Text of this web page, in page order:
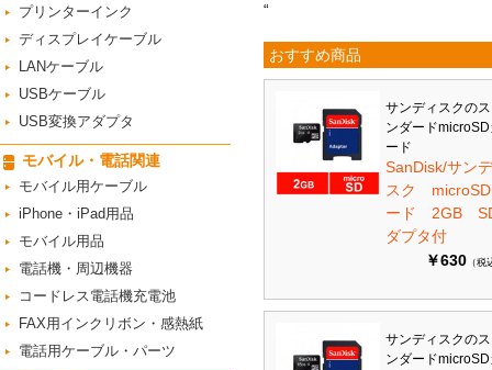
プリンターインク
ディスプレイケーブル
LANケーブル
USBケーブル
USB変換アダプタ
モバイル・電話関連
モバイル用ケーブル
iPhone・iPad用品
モバイル用品
電話機・周辺機器
コードレス電話機充電池
FAX用インクリボン・感熱紙
電話用ケーブル・パーツ
“
おすすめ商品
サンディスクの
ンダード
ード
SanDisk/サン
スク
ード 2GB
ダプタ付
￥630 （税
サンディスクの
ンダード